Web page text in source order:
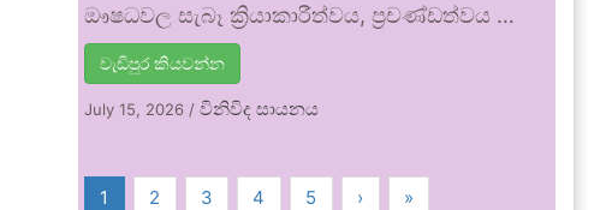
ඖෂධවල සැබෑ ක්‍රියාකාරීත්වය, ප්‍රචණ්ඩත්වය …
වැඩිපුර කියවන්න
July 15, 2026 /විනිවිද සායනය
1 2 3 4 5 › »